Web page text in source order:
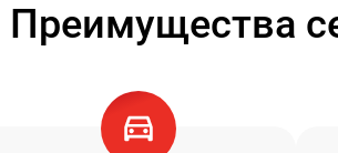
Преимущества